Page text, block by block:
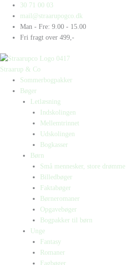
indholdet
30 71 00 03
mail@straarupogco.dk
Man - Fre: 9.00 - 15.00
Fri fragt over 499,-
Straarup & Co
Sommerbogpakker
Bøger
Letlæsning
Indskolingen
Mellemtrinnet
Udskolingen
Bogkasser
Børn
Små mennesker, store drømme
Billedbøger
Faktabøger
Børneromaner
Opgavebøger
Bogpakker til børn
Unge
Fantasy
Romaner
Fagbøger
Products
search
Products
search
Nissen
Brille
dørene